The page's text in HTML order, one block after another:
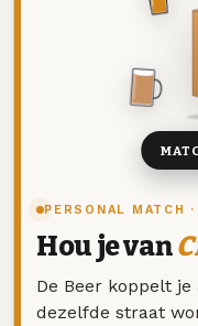
PERSONAL MATCH
Hou je van
De Beer koppelt
dezelfde straat